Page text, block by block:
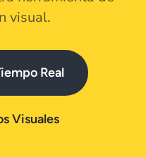
visual.
Real
Visuales